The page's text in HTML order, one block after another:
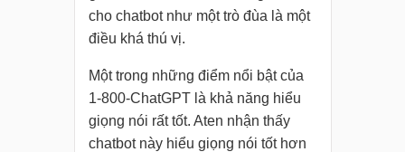
cho chatbot như một trò đùa là một
điều khá thú vị.
Một trong những điểm nổi bật của
1-800-ChatGPT là khả năng hiểu
giọng nói rất tốt. Aten nhận thấy
chatbot này hiểu giọng nói tốt hơn